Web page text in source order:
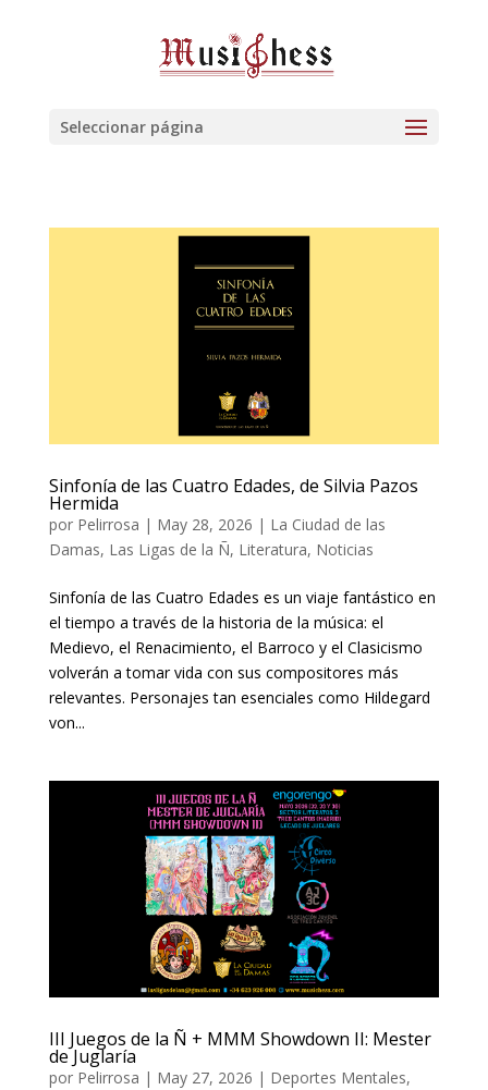
Seleccionar página
Sinfonía de las Cuatro Edades, de Silvia Pazos
Hermida
por Pelirrosa | May 28, 2026 | La Ciudad de las
Damas, Las Ligas de la Ñ, Literatura, Noticias
Sinfonía de las Cuatro Edades es un viaje fantástico en
el tiempo a través de la historia de la música: el
Medievo, el Renacimiento, el Barroco y el Clasicismo
volverán a tomar vida con sus compositores más
relevantes. Personajes tan esenciales como Hildegard
von...
III Juegos de la Ñ + MMM Showdown II: Mester
de Juglaría
por Pelirrosa | May 27, 2026 | Deportes Mentales,